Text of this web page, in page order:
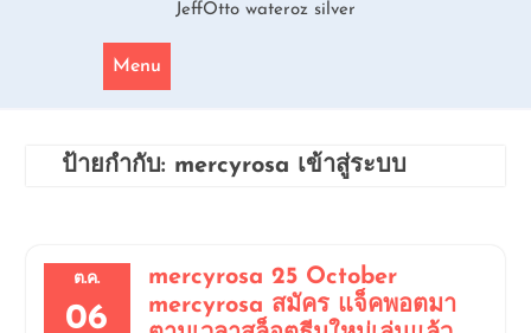
JeffOtto wateroz silver
Menu
ป้ายกำกับ: mercyrosa เข้าสู่ระบบ
ต.ค.
06
mercyrosa 25 October
mercyrosa สมัคร แจ็คพอตมา